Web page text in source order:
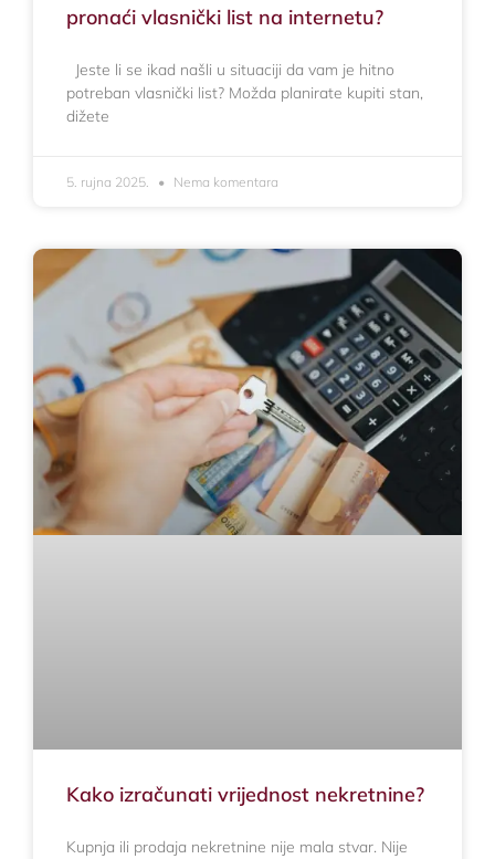
pronaći vlasnički list na internetu?
Jeste li se ikad našli u situaciji da vam je hitno
potreban vlasnički list? Možda planirate kupiti stan,
dižete
5. rujna 2025. Nema komentara
Kako izračunati vrijednost nekretnine?
Kupnja ili prodaja nekretnine nije mala stvar. Nije